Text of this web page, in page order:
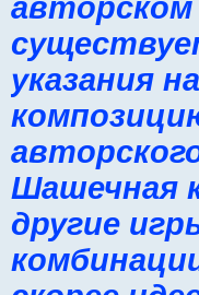
авторском
указания
Шашечная
другие